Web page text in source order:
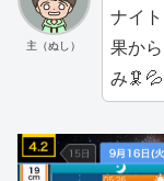
主（ぬし）
ナイ
果か
み